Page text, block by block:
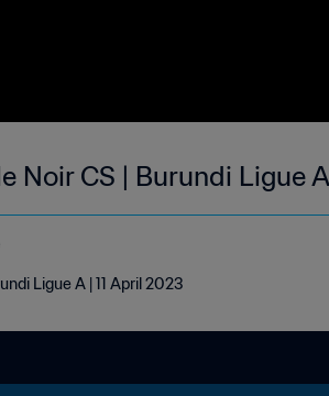
Noir CS | Burundi Ligue
Ligue A | 11 April 2023